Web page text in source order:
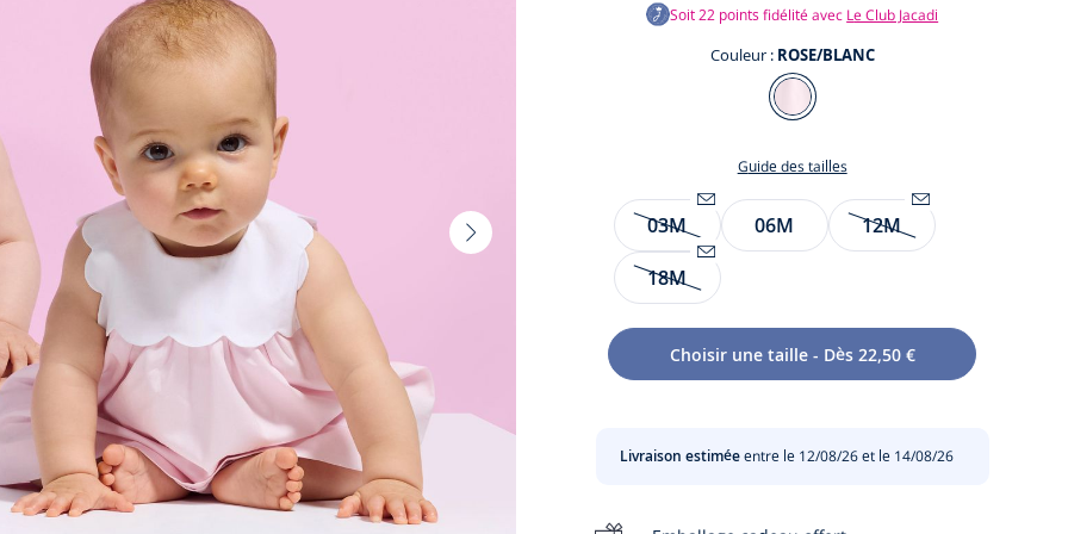
Vignette
Soit22 points fidélité avec Le Club Jacadi
Couleur : ROSE/BLANC
Couleur
ROSE/BLANC
Guide des tailles
Taille
Être
alerté(e)
par
lorsque
l’article
nouveau
03M
03M 06M
Être
l’article
nouveau
12M
Être
par
email
sera
disponible
18M
Choisir une taille - Dès 22,50 €
Livraison estiméeentre le 12/08/26 et le 14/08/26